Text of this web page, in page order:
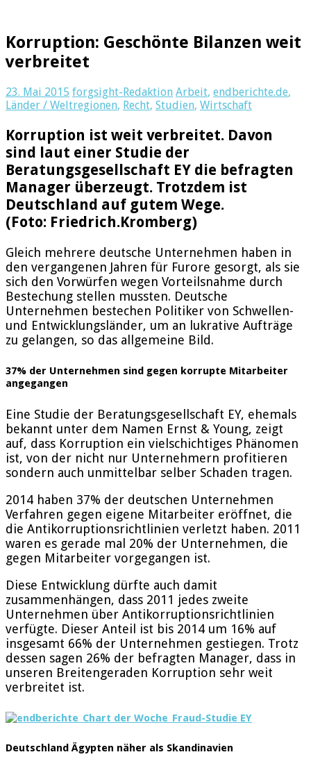
Korruption: Geschönte Bilanzen weit
verbreitet
23. Mai 2015 forgsight-Redaktion Arbeit, endberichte.de,
Länder / Weltregionen, Recht, Studien, Wirtschaft
Korruption ist weit verbreitet. Davon
sind laut einer Studie der
Beratungsgesellschaft EY die befragten
Manager überzeugt. Trotzdem ist
Deutschland auf gutem Wege.
(Foto: Friedrich.Kromberg)
Gleich mehrere deutsche Unternehmen haben in
den vergangenen Jahren für Furore gesorgt, als sie
sich den Vorwürfen wegen Vorteilsnahme durch
Bestechung stellen mussten. Deutsche
Unternehmen bestechen Politiker von Schwellen-
und Entwicklungsländer, um an lukrative Aufträge
zu gelangen, so das allgemeine Bild.
37% der Unternehmen sind gegen korrupte Mitarbeiter
angegangen
Eine Studie der Beratungsgesellschaft EY, ehemals
bekannt unter dem Namen Ernst & Young, zeigt
auf, dass Korruption ein vielschichtiges Phänomen
ist, von der nicht nur Unternehmern profitieren
sondern auch unmittelbar selber Schaden tragen.
2014 haben 37% der deutschen Unternehmen
Verfahren gegen eigene Mitarbeiter eröffnet, die
die Antikorruptionsrichtlinien verletzt haben. 2011
waren es gerade mal 20% der Unternehmen, die
gegen Mitarbeiter vorgegangen ist.
Diese Entwicklung dürfte auch damit
zusammenhängen, dass 2011 jedes zweite
Unternehmen über Antikorruptionsrichtlinien
verfügte. Dieser Anteil ist bis 2014 um 16% auf
insgesamt 66% der Unternehmen gestiegen. Trotz
dessen sagen 26% der befragten Manager, dass in
unseren Breitengeraden Korruption sehr weit
verbreitet ist.
Deutschland Ägypten näher als Skandinavien